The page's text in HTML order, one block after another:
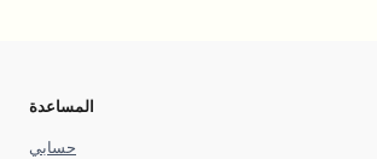
المساعدة
حسابي